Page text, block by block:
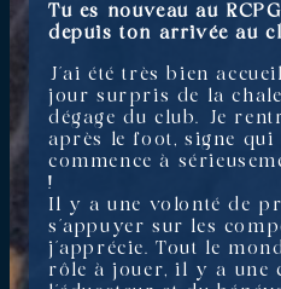
Tu es nouveau au
depuis ton arrivée au
J’ai été très bien
jour surpris de la
dégage du club. Je
après le foot, signe
commence à
!
Il y a une volonté de
s’appuyer sur les
j’apprécie. Tout le
rôle à jouer, il y a une